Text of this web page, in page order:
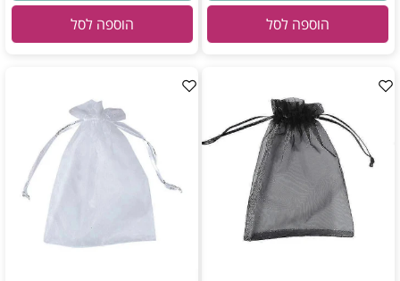
הוספה לסל הוספה לסל